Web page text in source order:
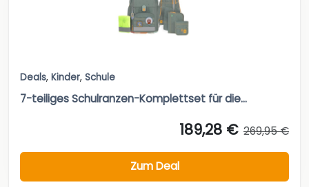
Deals, Kinder, Schule
7-teiliges Schulranzen-Komplettset für die...
189,28 € 269,95 €
Zum Deal